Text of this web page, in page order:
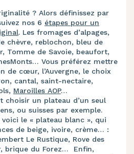
? Alors définissez par
nos 6 étapes pour un
. Les fromages d’alpages,
chèvre, reblochon, bleu de
Tomme de Savoie, beaufort,
Vous préférez mettre
de cœur, l’Auvergne, le choix
cantal, saint-nectaire,
Maroilles AOP…
choisir un plateau d’un seul
ou suisses par exemple.
le « plateau blanc », qui
de beige, ivoire, crème… :
Le Rustique, Rove des
brique du Forez… ​ Enfin,